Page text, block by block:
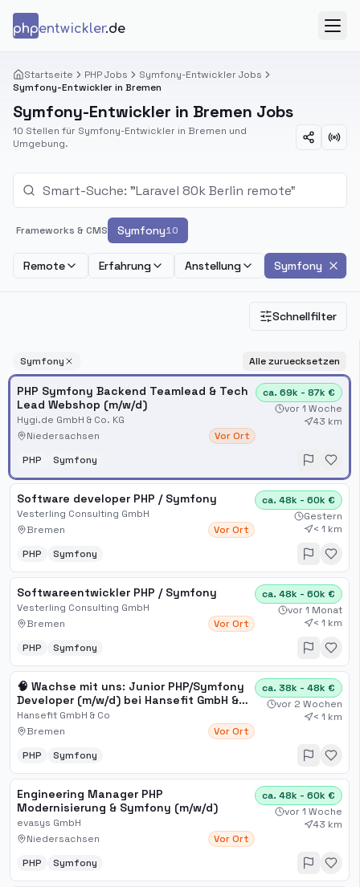
phpentwickler.de
Startseite PHP Jobs
Symfony-Entwickler Jobs
Symfony-Entwickler in Bremen
Symfony-Entwickler in Bremen Jobs
10 Stellen für Symfony-Entwickler in Bremen und
Umgebung.
Frameworks & CMS Symfony10
Remote Erfahrung Anstellung Symfony
Schnellfilter
Symfony Alle zuruecksetzen
PHP Symfony Backend Teamlead & Tech
Lead Webshop (m/w/d)
Hygi.de GmbH & Co. KG
Niedersachsen
Vor Ort
ca. 69k - 87k €
vor 1 Woche
43 km
PHP Symfony
Software developer PHP / Symfony
Vesterling Consulting GmbH
Bremen
Vor Ort
ca. 48k - 60k €
Gestern
< 1 km
PHP
Symfony
Softwareentwickler PHP / Symfony
Vesterling Consulting GmbH
Bremen
Vor Ort
ca. 48k - 60k €
vor 1 Monat
< 1 km
PHP
Symfony
🧠 Wachse mit uns: Junior PHP/Symfony
Developer (m/w/d) bei Hansefit GmbH &
Co KG – Bremen
Hansefit GmbH & Co
Bremen
Vor Ort
ca. 38k - 48k €
vor 2 Wochen
< 1 km
PHP Symfony
Engineering Manager PHP
Modernisierung & Symfony (m/w/d)
evasys GmbH
Niedersachsen
Vor Ort
ca. 48k - 60k €
vor 1 Woche
43 km
PHP Symfony